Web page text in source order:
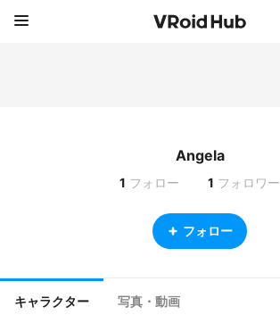
Angela
1 フォロー 1 フォロワー
フォロー
キャラクター 写真・動画